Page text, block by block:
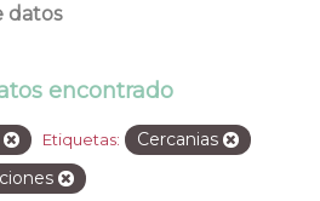
datos
encontrado
Etiquetas:
Cercanias